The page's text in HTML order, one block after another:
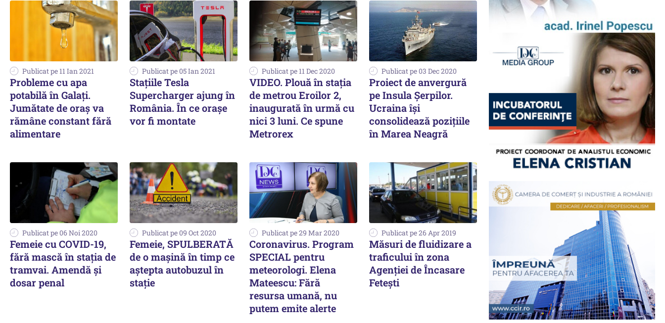
Publicat pe 11 Ian 2021
Probleme cu apa
potabilă în Galaţi.
Jumătate de oraş va
rămâne constant fără
alimentare
Publicat pe 05 Ian 2021
Staţiile Tesla
Supercharger ajung în
România. În ce oraşe
vor fi montate
Publicat pe 11 Dec 2020
VIDEO. Plouă în stația
de metrou Eroilor 2,
inaugurată în urmă cu
nici 3 luni. Ce spune
Metrorex
Publicat pe 03 Dec 2020
Proiect de anvergură
pe Insula Șerpilor.
Ucraina își
consolidează pozițiile
în Marea Neagră
Publicat pe 06 Noi 2020
Femeie cu COVID-19,
fără mască în staţia de
tramvai. Amendă şi
dosar penal
Publicat pe 09 Oct 2020
Femeie, SPULBERATĂ
de o mașină în timp ce
aștepta autobuzul în
stație
Publicat pe 29 Mar 2020
Coronavirus. Program
SPECIAL pentru
meteorologi. Elena
Mateescu: Fără
resursa umană, nu
putem emite alerte
Publicat pe 26 Apr 2019
Măsuri de fluidizare a
traficului în zona
Agenției de Încasare
Fetești